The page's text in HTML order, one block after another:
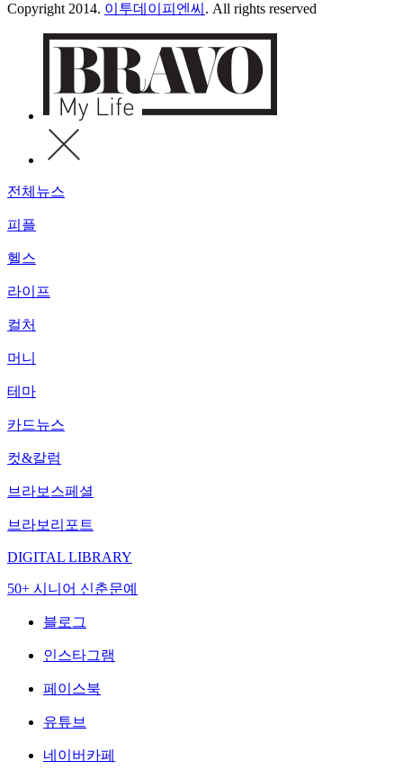
Copyright 2014. 이투데이피엔씨 . All rights reserved
전체뉴스
피플
헬스
라이프
컬처
머니
테마
카드뉴스
컷&칼럼
브라보스페셜
브라보리포트
DIGITAL LIBRARY
50+ 시니어 신춘문예
블로그
인스타그램
페이스북
유튜브
네이버카페